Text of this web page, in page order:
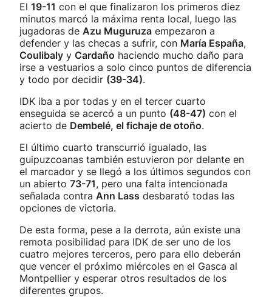
El 19-11 con el que finalizaron los primeros diez
minutos marcó la máxima renta local, luego las
jugadoras de Azu Muguruza empezaron a
defender y las checas a sufrir, con María España,
Coulibaly y Cardaño haciendo mucho daño para
irse a vestuarios a solo cinco puntos de diferencia
y todo por decidir (39-34).
IDK iba a por todas y en el tercer cuarto
enseguida se acercó a un punto (48-47) con el
acierto de Dembelé, el fichaje de otoño.
El último cuarto transcurrió igualado, las
guipuzcoanas también estuvieron por delante en
el marcador y se llegó a los últimos segundos con
un abierto 73-71, pero una falta intencionada
señalada contra Ann Lass desbarató todas las
opciones de victoria.
De esta forma, pese a la derrota, aún existe una
remota posibilidad para IDK de ser uno de los
cuatro mejores terceros, pero para ello deberán
que vencer el próximo miércoles en el Gasca al
Montpellier y esperar otros resultados de los
diferentes grupos.